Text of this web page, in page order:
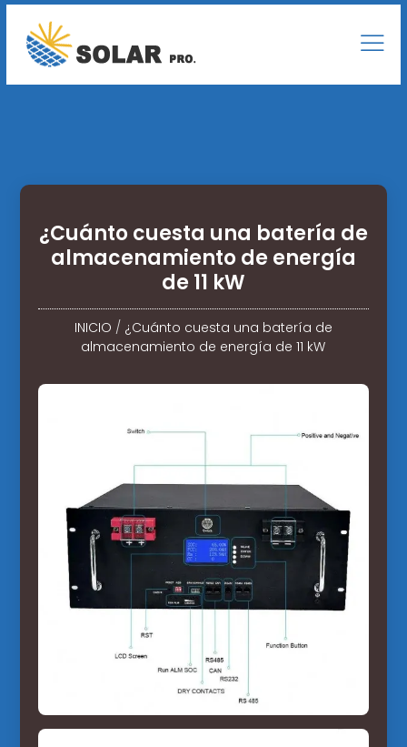
¿Cuánto cuesta una batería de
almacenamiento de energía
de 11 kW
INICIO / ¿Cuánto cuesta una batería de
almacenamiento de energía de 11 kW